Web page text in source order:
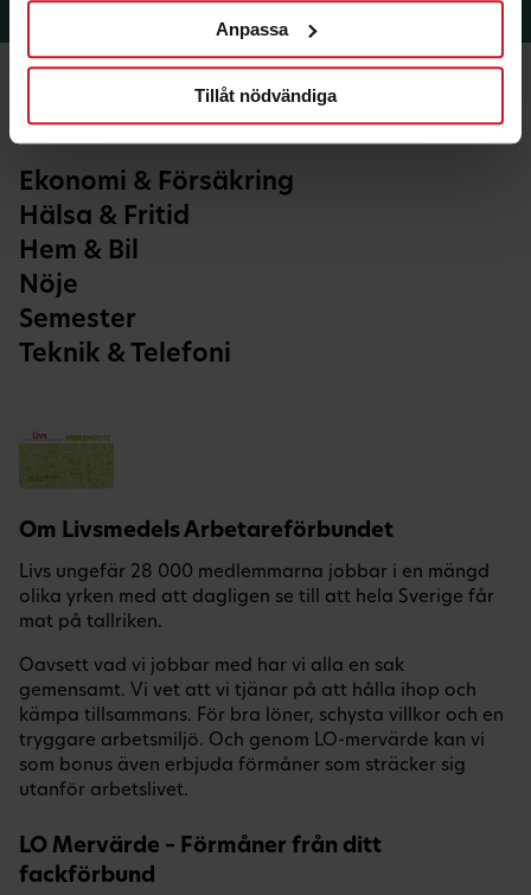
Anpassa
Tillåt nödvändiga
Ekonomi & Försäkring
Hälsa & Fritid
Hem & Bil
Nöje
Semester
Teknik & Telefoni
Om Livsmedels Arbetareförbundet
Livs ungefär 28 000 medlemmarna jobbar i en mängd
olika yrken med att dagligen se till att hela Sverige får
mat på tallriken.
Oavsett vad vi jobbar med har vi alla en sak
gemensamt. Vi vet att vi tjänar på att hålla ihop och
kämpa tillsammans. För bra löner, schysta villkor och en
tryggare arbetsmiljö. Och genom LO-mervärde kan vi
som bonus även erbjuda förmåner som sträcker sig
utanför arbetslivet.
LO Mervärde – Förmåner från ditt
fackförbund